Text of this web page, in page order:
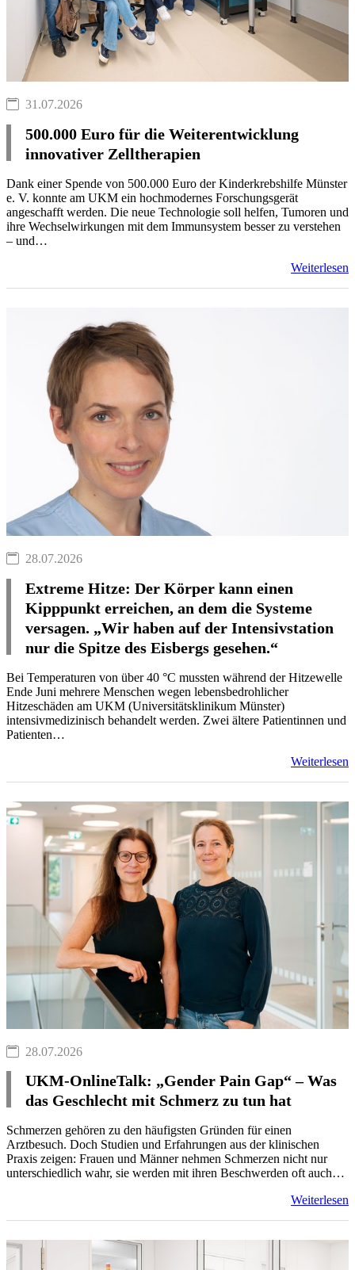
31.07.2026
500.000 Euro für die Weiterentwicklung
innovativer Zelltherapien
Dank einer Spende von 500.000 Euro der Kinderkrebshilfe Münster
e. V. konnte am UKM ein hochmodernes Forschungsgerät
angeschafft werden. Die neue Technologie soll helfen, Tumoren und
ihre Wechselwirkungen mit dem Immunsystem besser zu verstehen
– und…
Weiterlesen
28.07.2026
Extreme Hitze: Der Körper kann einen
Kipppunkt erreichen, an dem die Systeme
versagen. „Wir haben auf der Intensivstation
nur die Spitze des Eisbergs gesehen.“
Bei Temperaturen von über 40 °C mussten während der Hitzewelle
Ende Juni mehrere Menschen wegen lebensbedrohlicher
Hitzeschäden am UKM (Universitätsklinikum Münster)
intensivmedizinisch behandelt werden. Zwei ältere Patientinnen und
Patienten…
Weiterlesen
28.07.2026
UKM-OnlineTalk: „Gender Pain Gap“ – Was
das Geschlecht mit Schmerz zu tun hat
Schmerzen gehören zu den häufigsten Gründen für einen
Arztbesuch. Doch Studien und Erfahrungen aus der klinischen
Praxis zeigen: Frauen und Männer nehmen Schmerzen nicht nur
unterschiedlich wahr, sie werden mit ihren Beschwerden oft auch…
Weiterlesen